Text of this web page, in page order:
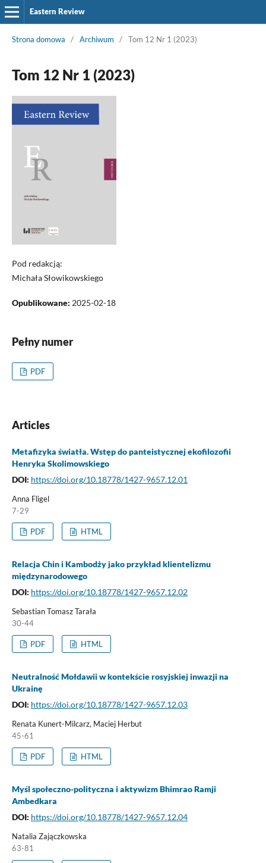
Eastern Review
Strona domowa / Archiwum / Tom 12 Nr 1 (2023)
Tom 12 Nr 1 (2023)
Pod redakcją:
Michała Słowikowskiego
Opublikowane: 2025-02-18
Pełny numer
PDF
Articles
Metafizyka światła. Wstęp do panteistycznej ekofilozofii
Henryka Skolimowskiego
DOI: https://doi.org/10.18778/1427-9657.12.01
Anna Fligel
7-29
PDF HTML
Relacja Chin i Kambodży jako przykład klientelizmu
międzynarodowego
DOI: https://doi.org/10.18778/1427-9657.12.02
Sebastian Tomasz Tarała
30-44
PDF HTML
Neutralność Mołdawii w kontekście rosyjskiej inwazji na
Ukrainę
DOI: https://doi.org/10.18778/1427-9657.12.03
Renata Kunert-Milcarz, Maciej Herbut
45-61
PDF HTML
Myśl społeczno-polityczna i aktywizm Bhimrao Ramji
Ambedkara
DOI: https://doi.org/10.18778/1427-9657.12.04
Natalia Zajączkowska
63-81